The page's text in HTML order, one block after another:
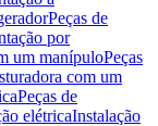
Peças de
por
um manípuloPeças
com um
Peças de
elétricaInstalação